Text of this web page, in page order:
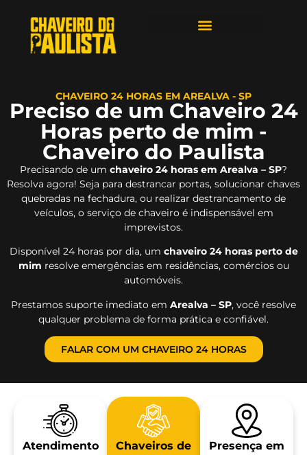
CHAVEIRO 24 HORAS EM AREALVA - SP
Preciso de um Chaveiro 24
Horas perto de mim -
Chaveiro do Paulista
Precisando de um chaveiro 24 horas em Arealva – SP?
Resolva agora! Seja para destrancar portas, solucionar chaves
quebradas na fechadura, ou realizar destrancamento de
veículos, o serviço de chaveiro é indispensável em
imprevistos.
Disponível 24 horas por dia, um chaveiro 24 horas perto de
mim resolve emergências em residências, comércios ou
automóveis.
Prestamos suporte imediato em Arealva – SP, você resolve
qualquer problema de forma prática e confiável.
FALAR COM UM CHAVEIRO 24 HORAS
Atendimento
Chaveiros de
Presença em